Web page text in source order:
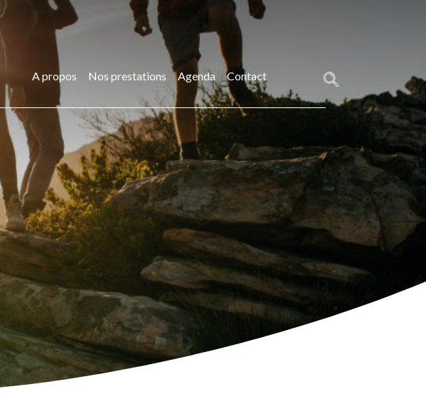
A propos Nos prestations Agenda Contact
Rechercher :